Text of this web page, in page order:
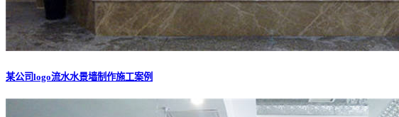
某公司logo流水水景墙制作施工案例